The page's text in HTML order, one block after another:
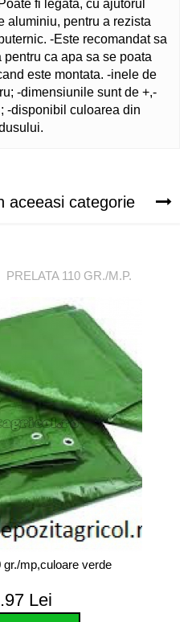
fi legata, cu ajutorul
aluminiu, pentru a rezista
-Este recomandat sa
ca apa sa se poata
este montata. -inele de
-dimensiunile sunt de +,-
-disponibil culoarea din
aceeasi categorie
PRELATA 110 GR./M.P.
gr./mp,culoare verde
Lei